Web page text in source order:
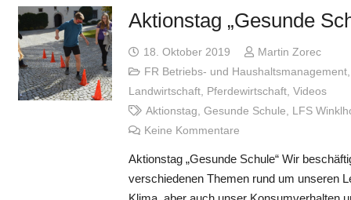
Aktionstag „Gesunde
18. Oktober 2019
Martin Zorec
FR Betriebs- und Haushaltsmanagement
Landwirtschaft, Pferdewirtschaft, Videos
Aktionstag, Gesunde Schule, LFS
Keine Kommentare
Aktionstag „Gesunde Schule“ Wir
verschiedenen Themen rund um unseren